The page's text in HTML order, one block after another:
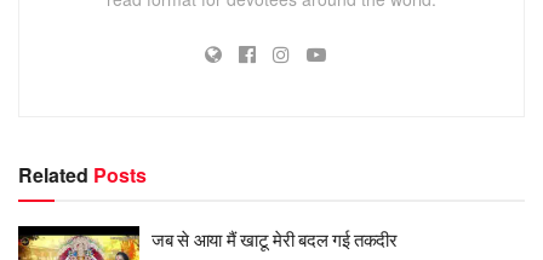
Related Posts
जब से आया मैं खाटू मेरी बदल गई तकदीर